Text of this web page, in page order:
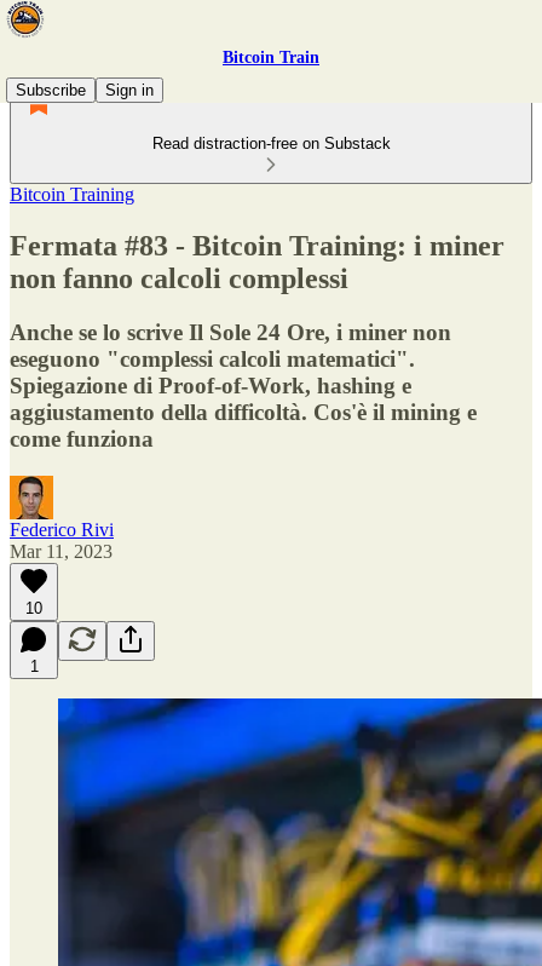
Bitcoin Train
Subscribe
Sign in
Read distraction-free on Substack
Bitcoin Training
Fermata #83 - Bitcoin Training: i miner
non fanno calcoli complessi
Anche se lo scrive Il Sole 24 Ore, i miner non
eseguono "complessi calcoli matematici".
Spiegazione di Proof-of-Work, hashing e
aggiustamento della difficoltà. Cos'è il mining e
come funziona
Federico Rivi
Mar 11, 2023
10
1